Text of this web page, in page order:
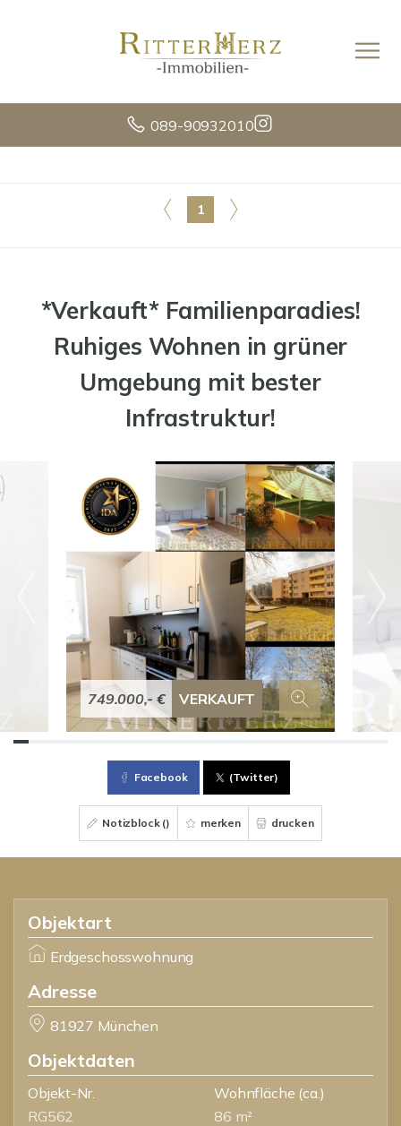
089-90932010
1
*Verkauft* Familienparadies!
Ruhiges Wohnen in grüner
Umgebung mit bester
Infrastruktur!
749.000,- € VERKAUFT
Facebook (Twitter)
Notizblock () merken drucken
Objektart
Erdgeschosswohnung
Adresse
81927 München
Objektdaten
Objekt-Nr.
RG562
Wohnfläche (ca.)
86 m²